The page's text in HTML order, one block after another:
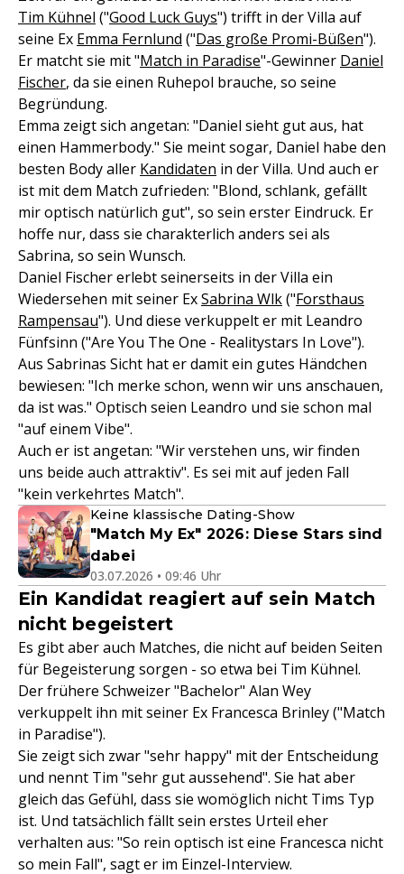
Tim Kühnel ("Good Luck Guys") trifft in der Villa auf
seine Ex Emma Fernlund ("Das große Promi-Büßen").
Er matcht sie mit "Match in Paradise"-Gewinner Daniel
Fischer, da sie einen Ruhepol brauche, so seine
Begründung.
Emma zeigt sich angetan: "Daniel sieht gut aus, hat
einen Hammerbody." Sie meint sogar, Daniel habe den
besten Body aller Kandidaten in der Villa. Und auch er
ist mit dem Match zufrieden: "Blond, schlank, gefällt
mir optisch natürlich gut", so sein erster Eindruck. Er
hoffe nur, dass sie charakterlich anders sei als
Sabrina, so sein Wunsch.
Daniel Fischer erlebt seinerseits in der Villa ein
Wiedersehen mit seiner ExSabrina Wlk("Forsthaus
Rampensau"). Und diese verkuppelt er mit Leandro
Fünfsinn ("Are You The One - Realitystars In Love").
Aus Sabrinas Sicht hat er damit ein gutes Händchen
bewiesen: "Ich merke schon, wenn wir uns anschauen,
da ist was." Optisch seien Leandro und sie schon mal
"auf einem Vibe".
Auch er ist angetan: "Wir verstehen uns, wir finden
uns beide auch attraktiv". Es sei mit auf jeden Fall
"kein verkehrtes Match".
Keine klassische Dating-Show
"Match My Ex" 2026: Diese Stars sind
dabei
03.07.2026 • 09:46 Uhr
Ein Kandidat reagiert auf sein Match
nicht begeistert
Es gibt aber auch Matches, die nicht auf beiden Seiten
für Begeisterung sorgen - so etwa bei Tim Kühnel.
Der frühere Schweizer "Bachelor" Alan Wey
verkuppelt ihn mit seiner Ex Francesca Brinley ("Match
in Paradise").
Sie zeigt sich zwar "sehr happy" mit der Entscheidung
und nennt Tim "sehr gut aussehend". Sie hat aber
gleich das Gefühl, dass sie womöglich nicht Tims Typ
ist. Und tatsächlich fällt sein erstes Urteil eher
verhalten aus: "So rein optisch ist eine Francesca nicht
so mein Fall", sagt er im Einzel-Interview.